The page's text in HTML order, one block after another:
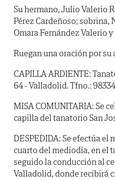
Su hermano, Julio Valerio
Pérez Cardeñoso; sobrina,
Omara Fernández Valerio
Ruegan una oración por su
CAPILLA ARDIENTE:
64 - Valladolid. Tfno.:
MISA COMUNITARIA: Se
capilla del tanatorio San
DESPEDIDA: Se efectúa el
cuarto del mediodía, en el
seguido la conducción al
Valladolid, donde recibirá